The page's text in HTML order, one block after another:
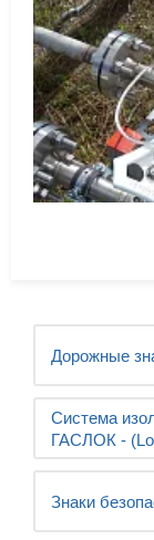
Дорожные
Система
ГАСЛОК -
Знаки